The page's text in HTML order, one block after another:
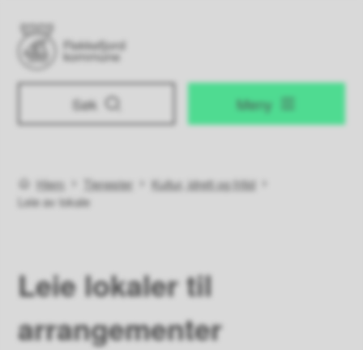
Flekkefjord kommune
Søk Meny
Du er her:
Hjem Tjenester
Kultur, idrett og fritid
Leie av lokale
Leie lokaler til
arrangementer